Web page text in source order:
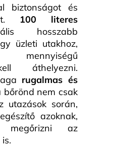
biztonságot és
100 literes
hosszabb
üzleti utakhoz,
áthelyezni.
rugalmas és
bőrönd nem csak
utazások során,
azoknak,
megőrizni az